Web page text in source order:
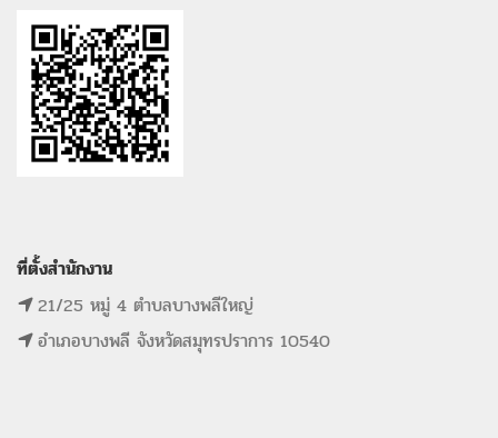
ที่ตั้งสำนักงาน
21/25 หมู่ 4 ตำบลบางพลีใหญ่
อำเภอบางพลี จังหวัดสมุทรปราการ 10540